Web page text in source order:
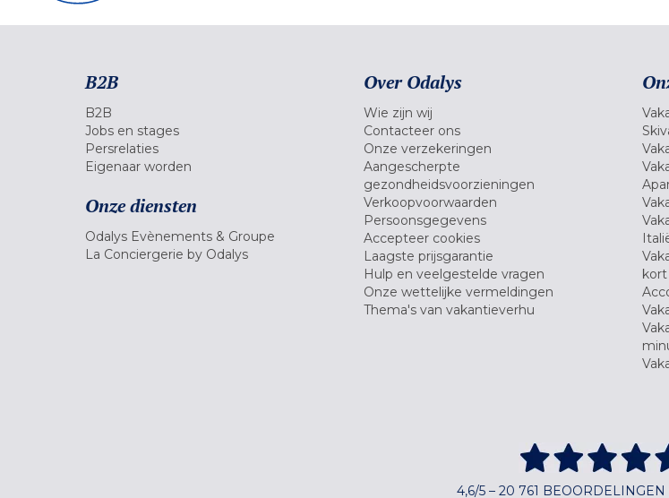
B2B
B2B
Jobs en stages
Persrelaties
Eigenaar worden
Onze diensten
Odalys Evènements & Groupe
La Conciergerie by Odalys
Over Odalys
Wie zijn wij
Contacteer ons
Onze verzekeringen
Aangescherpte
gezondheidsvoorzieningen
Verkoopvoorwaarden
Persoonsgegevens
Accepteer cookies
Laagste prijsgarantie
Hulp en veelgestelde vragen
Onze wettelijke vermeldingen
Thema's van vakantieverhu
4,6/5 – 20 761